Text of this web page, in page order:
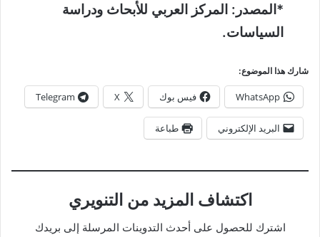
*المصدر: المركز العربي للأبحاث ودراسة
السياسات.
شارك هذا الموضوع:
WhatsApp فيس بوك X
Telegram
البريد الإلكتروني طباعة
اكتشاف المزيد من التنويري
اشترك للحصول على أحدث التدوينات المرسلة إلى بريدك